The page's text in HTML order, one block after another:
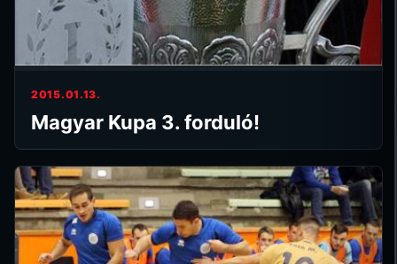
2015.01.13.
Magyar Kupa 3. forduló!